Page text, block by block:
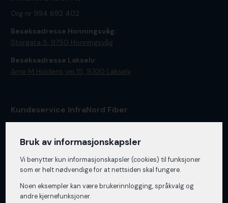
Org nr 994 692 402
Besøksadresse Honningsvåg:
Storgata 5, 9750 Honningsvåg
Besøksadresse Lakselv:
Arne M Holdens vei 15, ​9700 Lakselv
Kundeservice InfraNord Fiber
Vi er tilgjengelig på telefon78 47 68 20alle hverdager fra
klokken 08:00-15:30.
Vakttelefon
Ring78 47 68 20 alle hverdager 15:30-21:00, helger 10:00-
Bruk av informasjonskapsler
Vi benytter kun informasjons­kapsler (cookies) til funksjoner
som er helt nødvendige for at nettsiden skal fungere.
Noen eksempler kan være brukerinnlogging, språkvalg og
andre kjernefunksjoner.